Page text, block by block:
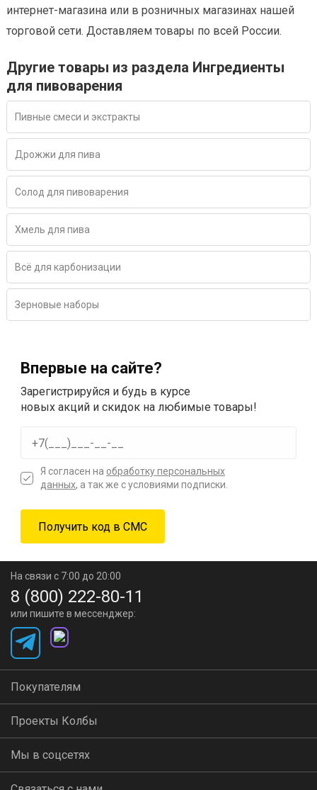
интернет-магазина или в розничных магазинах нашей
торговой сети. Доставляем товары по всей России.
Другие товары из раздела Ингредиенты
для пивоварения
Пивные смеси и экстракты
Дрожжи для пива
Солод для пивоварения
Хмель для пива
Всё для карбонизации
Зерновые наборы
Впервые на сайте?
Зарегистрируйся и будь в курсе
новых акций и скидок на любимые товары!
Я согласен на обработку персональных
данных, а так же с условиями подписки.
На связи с 7:00 до 20:00
8 (800) 222-80-11
или пишите в мессенджер:
Покупателям
Проекты Колбы
Мы в соцсетях